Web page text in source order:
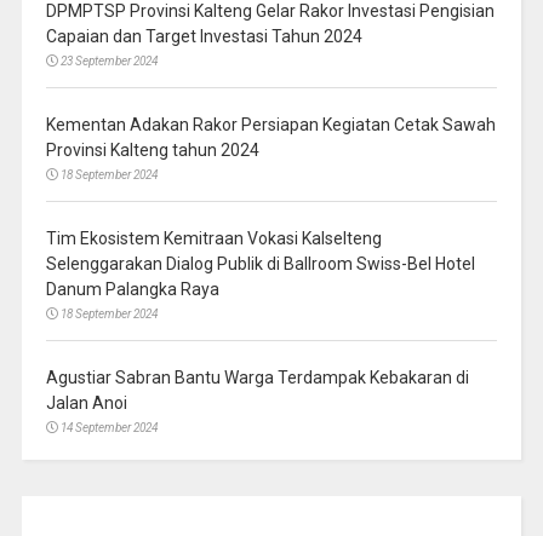
DPMPTSP Provinsi Kalteng Gelar Rakor Investasi Pengisian
Capaian dan Target Investasi Tahun 2024
23 September 2024
Kementan Adakan Rakor Persiapan Kegiatan Cetak Sawah
Provinsi Kalteng tahun 2024
18 September 2024
Tim Ekosistem Kemitraan Vokasi Kalselteng
Selenggarakan Dialog Publik di Ballroom Swiss-Bel Hotel
Danum Palangka Raya
18 September 2024
Agustiar Sabran Bantu Warga Terdampak Kebakaran di
Jalan Anoi
14 September 2024